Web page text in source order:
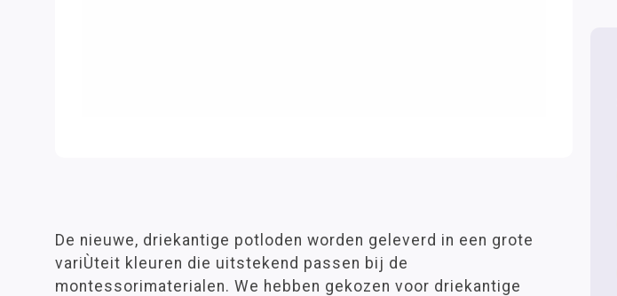
De nieuwe, driekantige potloden worden geleverd in een grote
variÙteit kleuren die uitstekend passen bij de
montessorimaterialen. We hebben gekozen voor driekantige